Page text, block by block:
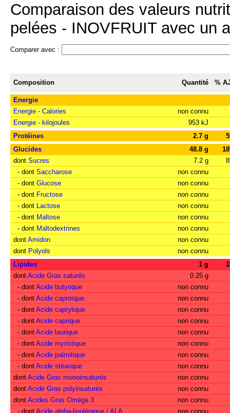
Comparaison des valeurs
pelées - INOVFRUIT avec un
Comparer avec :
Composition Quantité %
Energie
Energie - Calories
non connu
Energie - kilojoules
953 kJ
Protéines
2.7 g
Glucides
48.8 g
dont Sucres 7.2 g
- dont Saccharose
non connu
- dont Glucose
non connu
- dont Fructose
non connu
- dont Lactose
non connu
- dont Maltose
non connu
- dont Maltodextrines
non connu
dont Amidon
non connu
dont Polyols
non connu
Lipides
1 g
dont Acide Gras saturés
0.25 g
- dont Acide butyrique
non connu
- dont Acide caproïque
non connu
- dont Acide caprylique
non connu
- dont Acide caprique
non connu
- dont Acide laurique
non connu
- dont Acide myristique
non connu
- dont Acide palmitique
non connu
- dont Acide stéarique
non connu
dont Acide Gras monoinsaturés
non connu
dont Acide Gras polyinsaturés
non connu
dont Acides Gras Oméga 3
non connu
- dont Acide alpha-linolénique / ALA non connu